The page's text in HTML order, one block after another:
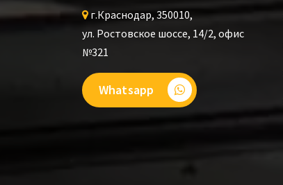
г.Краснодар, 350010,
ул. Ростовское шоссе, 14/2, офис
№321
Whatsapp